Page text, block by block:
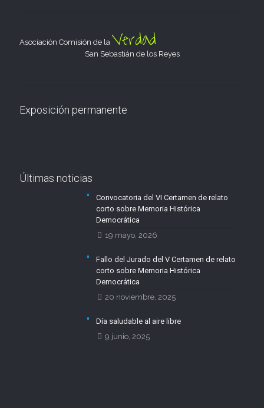
Asociación Comisión de la Verdad
San Sebastián de los Reyes
Exposición permanente
Últimas noticias
Convocatoria del VI Certamen de relato
corto sobre Memoria Histórica
Democrática
19 mayo, 2026
Fallo del Jurado del V Certamen de relato
corto sobre Memoria Histórica
Democrática
20 noviembre, 2025
Día saludable al aire libre
9 junio, 2025